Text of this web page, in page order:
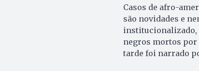
Casos de afro-
são novidades e
institucionalizado,
negros mortos por
tarde foi narrado